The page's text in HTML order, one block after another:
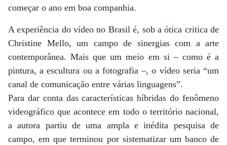
começar o ano em boa companhia.
A experiência do vídeo no Brasil é, sob a ótica critica de
Christine Mello, um campo de sinergias com a arte
contemporânea. Mais que um meio em si – como é a
pintura, a escultura ou a fotografia –, o vídeo seria “um
canal de comunicação entre várias linguagens”.
Para dar conta das características híbridas do fenômeno
videográfico que acontece em todo o território nacional,
a autora partiu de uma ampla e inédita pesquisa de
campo, em que terminou por sistematizar um banco de